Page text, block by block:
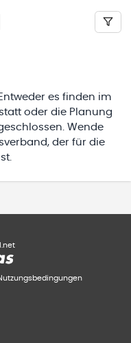
es finden im
oder die Planung
Wende
der für die